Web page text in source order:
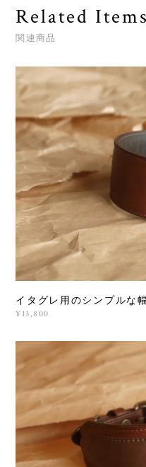
Related Items
関連商品
イタグレ用のシンプルな
¥13,800